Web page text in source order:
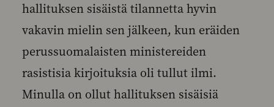
hallituksen sisäistä tilannetta hyvin
vakavin mielin sen jälkeen, kun eräiden
perussuomalaisten ministereiden
rasistisia kirjoituksia oli tullut ilmi.
Minulla on ollut hallituksen sisäisiä